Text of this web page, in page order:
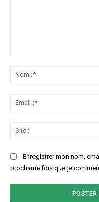
Enregistrer mon nom,
prochaine fois que je